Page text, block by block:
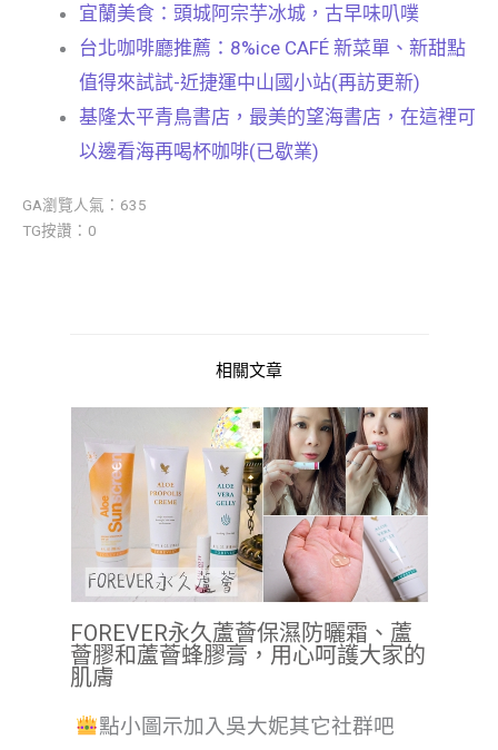
宜蘭美食：頭城阿宗芋冰城，古早味叭噗
台北咖啡廳推薦：8%ice CAFÉ 新菜單、新甜點
值得來試試-近捷運中山國小站(再訪更新)
基隆太平青鳥書店，最美的望海書店，在這裡可
以邊看海再喝杯咖啡(已歇業)
GA瀏覽人氣：635
TG按讚：0
相關文章
FOREVER永久蘆薈保濕防曬霜、蘆
薈膠和蘆薈蜂膠膏，用心呵護大家的
肌膚
點小圖示加入吳大妮其它社群吧